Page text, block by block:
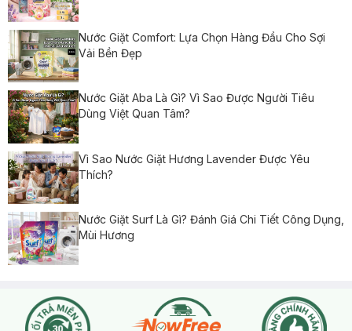
Nước Giặt Comfort: Lựa Chọn Hàng Đầu Cho Sợi
Vải Bền Đẹp
Nước Giặt Aba Là Gì? Vì Sao Được Người Tiêu
Dùng Việt Quan Tâm?
Vì Sao Nước Giặt Hương Lavender Được Yêu
Thích?
Nước Giặt Surf Là Gì? Đánh Giá Chi Tiết Công Dụng,
Mùi Hương